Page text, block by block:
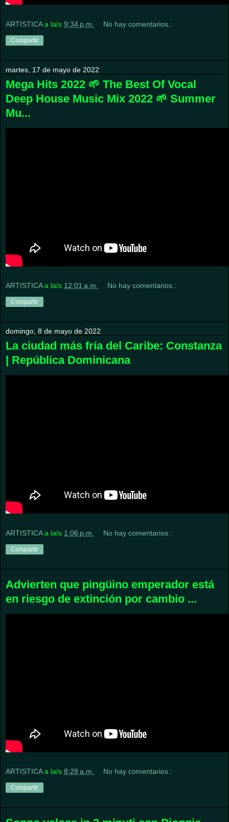
ARTISTICA a la/s 9:34 p.m. No hay comentarios.:
Compartir
martes, 17 de mayo de 2022
Mega Hits 2022 🌱 The Best Of Vocal
Deep House Music Mix 2022 🌱 Summer
Mu...
ARTISTICA a la/s 12:01 a.m. No hay comentarios.:
Compartir
domingo, 8 de mayo de 2022
La ciudad más fría del Caribe: Constanza
| República Dominicana
ARTISTICA a la/s 1:06 p.m. No hay comentarios.:
Compartir
Advierten que pingüino emperador está
en riesgo de extinción por cambio ...
ARTISTICA a la/s 8:28 a.m. No hay comentarios.:
Compartir